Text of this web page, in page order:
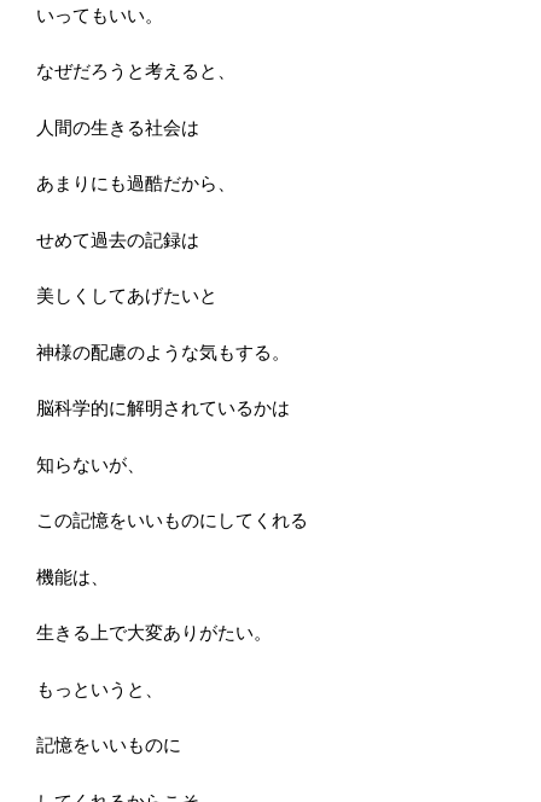
いってもいい。
なぜだろうと考えると、
人間の生きる社会は
あまりにも過酷だから、
せめて過去の記録は
美しくしてあげたいと
神様の配慮のような気もする。
脳科学的に解明されているかは
知らないが、
この記憶をいいものにしてくれる
機能は、
生きる上で大変ありがたい。
もっというと、
記憶をいいものに